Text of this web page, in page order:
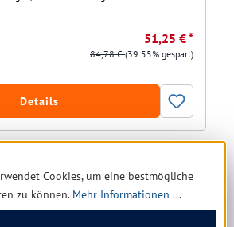
51,25 € *
84,78 €(39.55% gespart)
Details
Cookies, um eine bestmögliche
zu können. Mehr Informationen ...